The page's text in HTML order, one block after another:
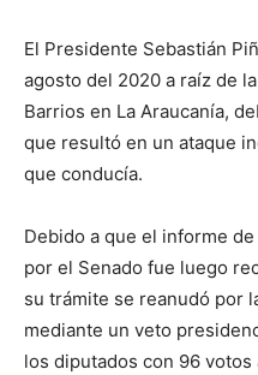
El Presidente Sebastián
agosto del 2020 a raíz de
Barrios en La Araucanía,
que resultó en un ataque
que conducía.
Debido a que el informe
por el Senado fue luego
su trámite se reanudó por
mediante un veto
los diputados con 96